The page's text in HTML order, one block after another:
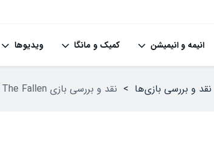
انیمه و انیمیشن کمیک و مانگا ویدیوها
نقد و بررسی بازی‌ها > نقد و بررسی بازی Lords of The Fallen